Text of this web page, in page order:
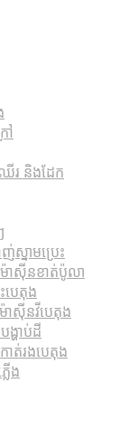
ៅ
ើរ និងដែក
ស្នាមប្រេះ
ម៉ាស៊ីនខាត់ប៉ូលា
បេតុង
ាស៊ីនវីបេតុង
ង្ហាប់ដី
ាត់រងបេតុង
ើង